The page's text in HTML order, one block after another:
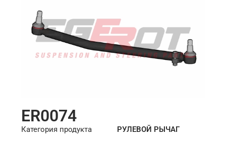
ER0074
Категория продукта РУЛЕВОЙ РЫЧАГ